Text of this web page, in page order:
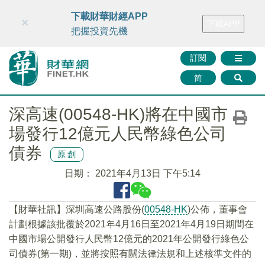
財華智庫網 FINTV FINMETA 財華證券 媒體矩陣
訂閱
简
×
下載財華財經APP
把握投資先機
深高速(00548-HK)將在中國市
場發行12億元人民幣綠色公司
債券
原創
日期： 2021年4月13日 下午5:14
【財華社訊】深圳高速公路股份(00548-HK)公佈，董事會
計劃根據該批覆於2021年4月16日至2021年4月19日期間在
中國市場公開發行人民幣12億元的2021年公開發行綠色公
司債券(第一期)，並將按照有關法律法規和上述核準文件的